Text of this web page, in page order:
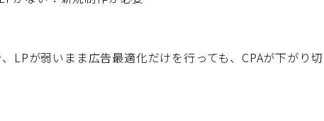
LPが弱いまま広告最適化だけを行っても、CPAが下がり切